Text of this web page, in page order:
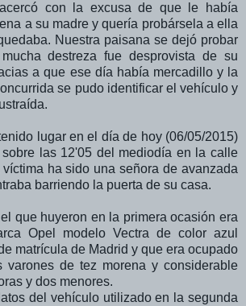
con la excusa de que le había
a su madre y quería probársela a ella
Nuestra paisana se dejó probar
destreza fue desprovista de su
a que ese día había mercadillo y la
se pudo identificar el vehículo y
lugar en el día de hoy (06/05/2015)
las 12'05 del mediodía en la calle
ha sido una señora de avanzada
barriendo la puerta de su casa.
huyeron en la primera ocasión era
Opel modelo Vectra de color azul
matrícula de Madrid y que era ocupado
varones de tez morena y considerable
y dos menores.
del vehículo utilizado en la segunda